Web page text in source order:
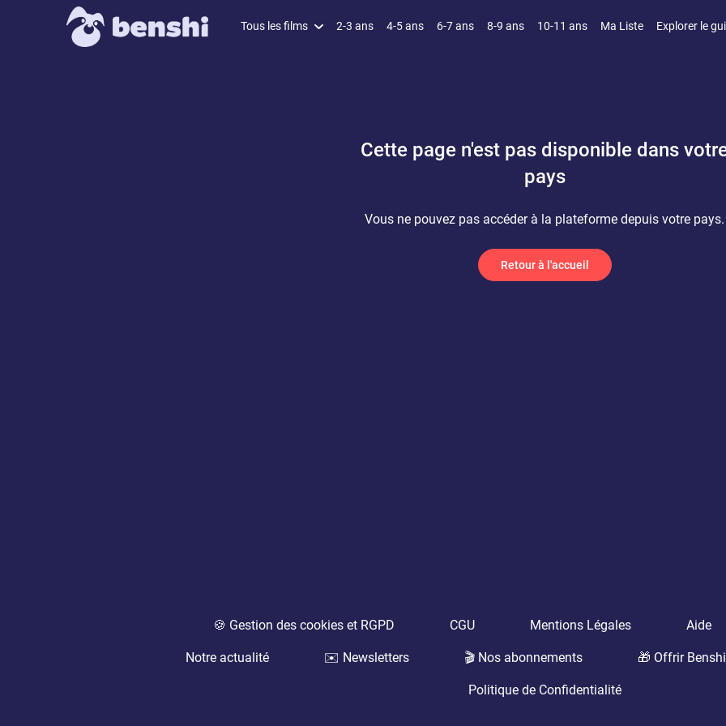
Tous les films 2-3 ans 4-5 ans 6-7 ans 8-9 ans 10-11 ans Ma Liste Explorer le
Cette page n'est pas disponible dans
pays
Vous ne pouvez pas accéder à la plateforme depuis votre pays.
Retour à l'accueil
🍪 Gestion des cookies et RGPD CGU Mentions Légales Aide
Notre actualité ✉️ Newsletters 🎬 Nos abonnements 🎁 Offrir Benshi
Politique de Confidentialité